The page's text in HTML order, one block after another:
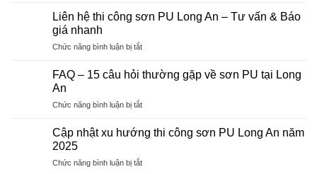
và
thi
Đồng
Công
Sơn
Đồng
Liên hệ thi công sơn PU Long An – Tư vấn & Báo
giá nhanh
Chức năng bình luận bị tắtở
hệ
sơn
Long
Tư
FAQ – 15 câu hỏi thường gặp về sơn PU tại Long
An
Chức năng bình luận bị tắtở
15
hỏi
Cập nhật xu hướng thi công sơn PU Long An năm
2025
Chức năng bình luận bị tắtở